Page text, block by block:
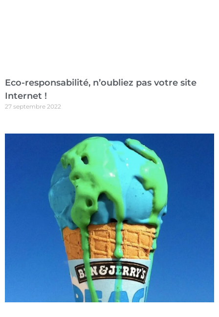
Eco-responsabilité, n’oubliez pas votre site
Internet !
27 septembre 2022